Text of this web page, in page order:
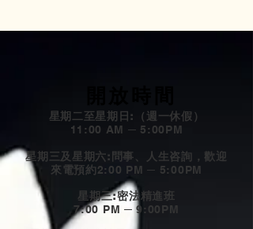
星期二至星期日:（週一休假）
11:00 AM ─ 5:00PM
星期三及星期六:問事、人生咨詢，歡迎
來電預約2:00 PM ─ 5:00PM
星期三:密法精進班
7:00 PM ─ 9:00PM